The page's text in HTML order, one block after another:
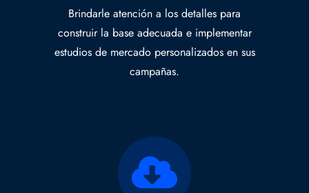
Brindarle atención a los detalles para
construir la base adecuada e implementar
estudios de mercado personalizados en sus
campañas.